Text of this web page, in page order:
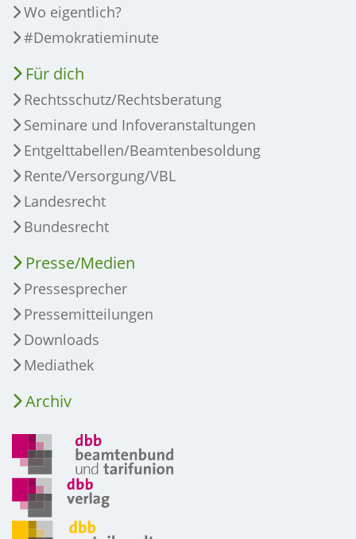
Wo eigentlich?
#Demokratieminute
Für dich
Rechtsschutz/Rechtsberatung
Seminare und Infoveranstaltungen
Entgelttabellen/Beamtenbesoldung
Rente/Versorgung/VBL
Landesrecht
Bundesrecht
Presse/Medien
Pressesprecher
Pressemitteilungen
Downloads
Mediathek
Archiv